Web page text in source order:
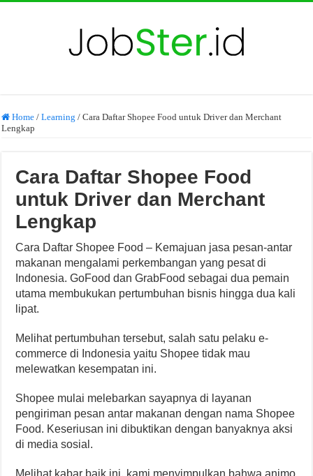
Home / Learning / Cara Daftar Shopee Food untuk Driver dan Merchant
Lengkap
Cara Daftar Shopee Food
untuk Driver dan Merchant
Lengkap
Cara Daftar Shopee Food – Kemajuan jasa pesan-antar
makanan mengalami perkembangan yang pesat di
Indonesia. GoFood dan GrabFood sebagai dua pemain
utama membukukan pertumbuhan bisnis hingga dua kali
lipat.
Melihat pertumbuhan tersebut, salah satu pelaku e-
commerce di Indonesia yaitu Shopee tidak mau
melewatkan kesempatan ini.
Shopee mulai melebarkan sayapnya di layanan
pengiriman pesan antar makanan dengan nama Shopee
Food. Keseriusan ini dibuktikan dengan banyaknya aksi
di media sosial.
Melihat kabar baik ini, kami menyimpulkan bahwa animo